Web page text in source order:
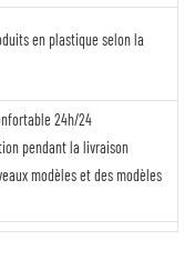
en plastique selon la
24h/24
pendant la livraison
modèles et des modèles